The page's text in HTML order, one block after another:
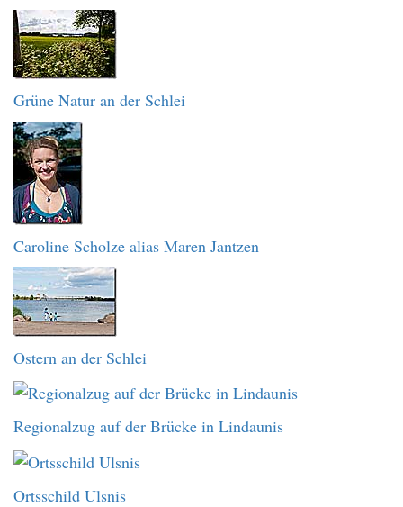
Grüne Natur an der Schlei
Caroline Scholze alias Maren Jantzen
Ostern an der Schlei
Regionalzug auf der Brücke in Lindaunis
Ortsschild Ulsnis